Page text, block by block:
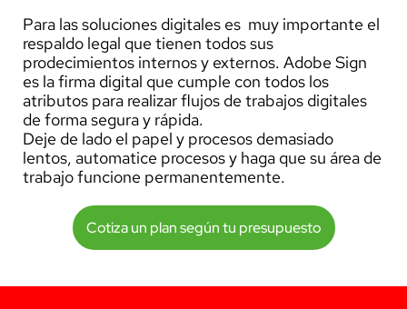
Para las soluciones digitales es muy importante el
respaldo legal que tienen todos sus
prodecimientos internos y externos. Adobe Sign
es la firma digital que cumple con todos los
atributos para realizar flujos de trabajos digitales
de forma segura y rápida.
Deje de lado el papel y procesos demasiado
lentos, automatice procesos y haga que su área de
trabajo funcione permanentemente.
Cotiza un plan según tu presupuesto